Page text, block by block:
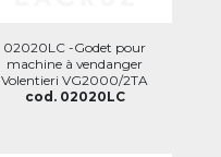
02020LC -Godet pour
machine à vendanger
Volentieri VG2000/2TA
cod. 02020LC